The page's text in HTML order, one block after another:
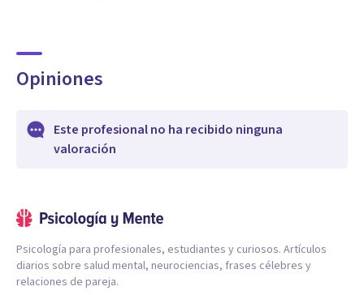
Opiniones
Este profesional no ha recibido ninguna
valoración
Psicología para profesionales, estudiantes y curiosos. Artículos
diarios sobre salud mental, neurociencias, frases célebres y
relaciones de pareja.